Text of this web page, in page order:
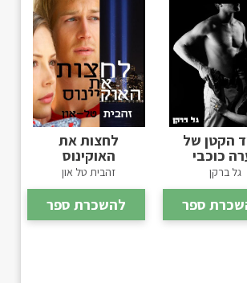
הקטן של
כוכבי
גל ברקן
ספר
לחצות את
האוקינוס
זהבית טל און
להשכרת ספר